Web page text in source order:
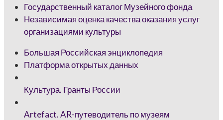
Государственный каталог Музейного фонда
Независимая оценка качества оказания услуг
организациями культуры
Большая Российская энциклопедия
Платформа открытых данных
Культура. Гранты России
Artefact. AR-путеводитель по музеям